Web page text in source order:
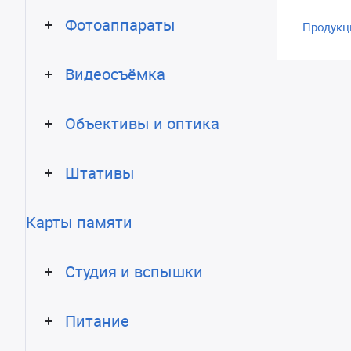
Фотоаппараты
Видеосъёмка
Объективы и оптика
Штативы
Карты памяти
Студия и вспышки
Питание